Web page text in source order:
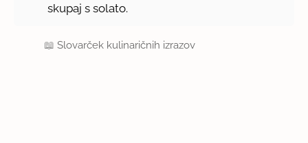
skupaj s solato.
📖Slovarček kulinaričnih izrazov